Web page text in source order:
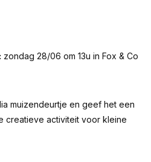
zondag 28/06 om 13u in Fox & Co
muizendeurtje en geef het een
creatieve activiteit voor kleine